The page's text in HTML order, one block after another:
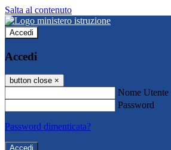
Salta al contenuto
Accedi
Accedi
button close ×
Nome Utente
Password
Password dimenticata?